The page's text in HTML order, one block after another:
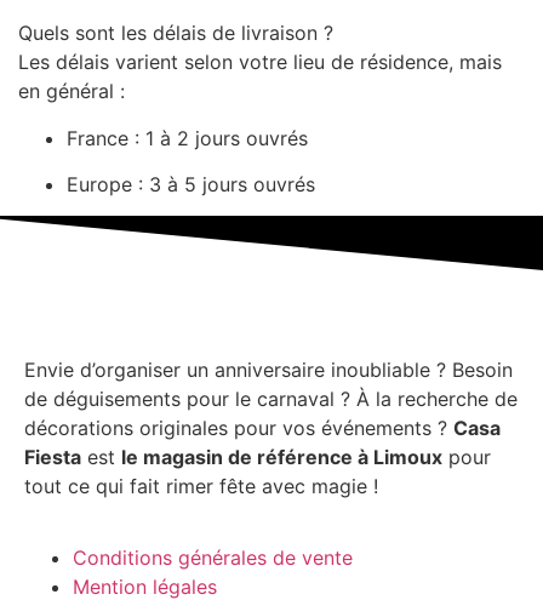
Quels sont les délais de livraison ?
Les délais varient selon votre lieu de résidence, mais
en général :
France : 1 à 2 jours ouvrés
Europe : 3 à 5 jours ouvrés
Envie d’organiser un anniversaire inoubliable ? Besoin
de déguisements pour le carnaval ? À la recherche de
décorations originales pour vos événements ? Casa
Fiesta est le magasin de référence à Limoux pour
tout ce qui fait rimer fête avec magie !
Conditions générales de vente
Mention légales